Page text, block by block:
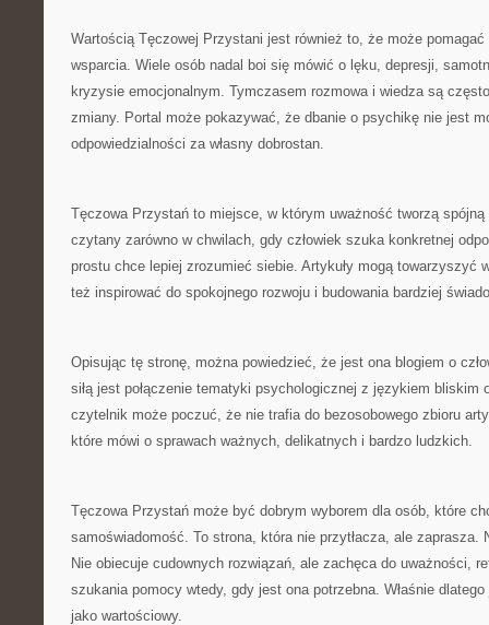
Wartością Tęczowej Przystani jest również to, że może
wsparcia. Wiele osób nadal boi się mówić o lęku, depresji,
kryzysie emocjonalnym. Tymczasem rozmowa i wiedza są
zmiany. Portal może pokazywać, że dbanie o psychikę nie jest
odpowiedzialności za własny dobrostan.
Tęczowa Przystań to miejsce, w którym uważność tworzą spójną
czytany zarówno w chwilach, gdy człowiek szuka konkretnej
prostu chce lepiej zrozumieć siebie. Artykuły mogą towarzyszyć
też inspirować do spokojnego rozwoju i budowania bardziej
Opisując tę stronę, można powiedzieć, że jest ona blogiem o
siłą jest połączenie tematyki psychologicznej z językiem bliskim
czytelnik może poczuć, że nie trafia do bezosobowego zbioru
które mówi o sprawach ważnych, delikatnych i bardzo ludzkich.
Tęczowa Przystań może być dobrym wyborem dla osób, które
samoświadomość. To strona, która nie przytłacza, ale zaprasza.
Nie obiecuje cudownych rozwiązań, ale zachęca do uważności,
szukania pomocy wtedy, gdy jest ona potrzebna. Właśnie
jako wartościowy.